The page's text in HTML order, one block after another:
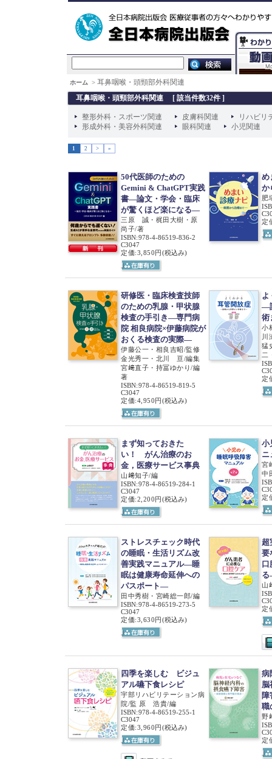
ホーム > 耳鼻咽喉・頭頸部外科関連
耳鼻咽喉・頭頸部外科関連 [ 該当件数32件 ]
整形外科・スポーツ関連 皮膚科関連
リハビリ
形成外科・美容外科関連
眼科関連 小児関連
1 2 > »
50代医師のための
Gemini & ChatGPT実践
書―論文・学会・臨床
が驚くほど楽になる―
三原 誠・梶田大樹・原
尚子/著
ISBN:978-4-86519-836-2
C3047
定価:3,850円(税込み)
め
か
肥
定
研修医・臨床検査技師
のための乳腺・甲状腺
検査の手引き―専門病
院 相良病院×伊藤病院が
おくる検査の実際―
伊藤公一・相良吉昭/監修
金光秀一・北川 亘/編集
宮﨑直子・持冨ゆかり/編
著
ISBN:978-4-86519-819-5
C3047
定価:4,950円(税込み)
―
術
小
川
猛
二
定
まず知っておきた
い！ がん治療のお
金，医療サービス事典
山﨑知子/編
ISBN:978-4-86519-284-1
C3047
定価:2,200円(税込み)
小
ニ
宮
中
定
ストレスチェック時代
の睡眠・生活リズム改
善実践マニュアル―睡
眠は健康寿命延伸への
パスポート―
田中秀樹・宮崎総一郎/編
ISBN:978-4-86519-273-5
C3047
定価:3,630円(税込み)
超
要
口
山
定
四季を楽しむ ビジュ
アル嚥下食レシピ
宇部リハビリテーション病
院/監 原 浩貴/編
ISBN:978-4-86519-255-1
C3047
定価:3,960円(税込み)
病
脳
障
職
野
定